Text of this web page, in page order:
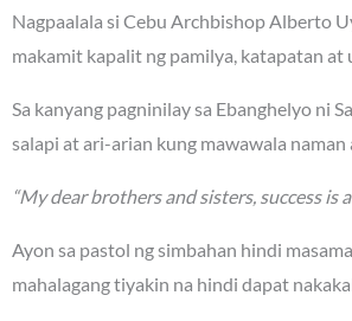
Nagpaalala si Cebu Archbishop Alberto
makamit kapalit ng pamilya, katapatan at
Sa kanyang pagninilay sa Ebanghelyo ni
salapi at ari-arian kung mawawala
“My dear brothers and sisters, success
Ayon sa pastol ng simbahan hindi
mahalagang tiyakin na hindi dapat